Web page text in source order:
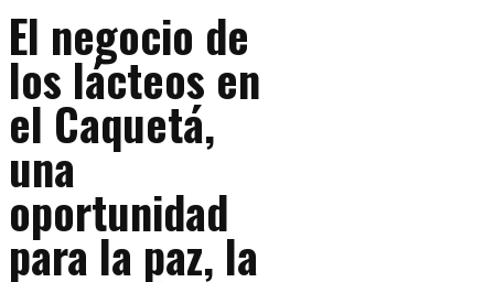
El negocio de
los lácteos en
el Caquetá,
una
oportunidad
para la paz, la